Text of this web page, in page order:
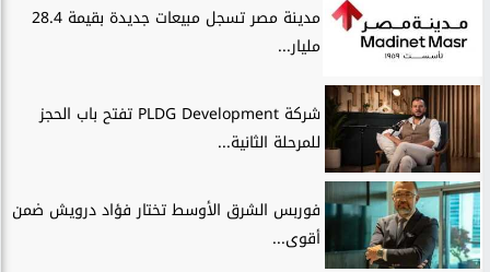
مدينة مصر تسجل مبيعات جديدة بقيمة 28.4
مليار...
شركة PLDG Development تفتح باب الحجز
للمرحلة الثانية...
فوربس الشرق الأوسط تختار فؤاد درويش ضمن
أقوى...